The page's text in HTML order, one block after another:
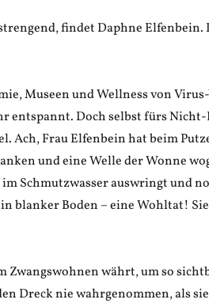
findet Daphne Elfenbein.
Museen und Wellness von
entspannt. Doch selbst fürs
Ach, Frau Elfenbein hat beim
und eine Welle der Wonne
Schmutzwasser auswringt und
blanker Boden – eine Wohltat!
Zwangswohnen währt, um so
Dreck nie wahrgenommen, als